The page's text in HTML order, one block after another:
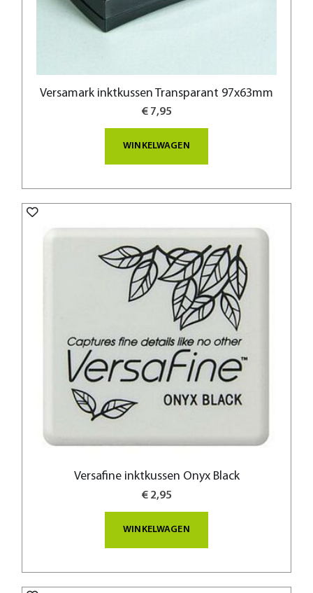
Versamark inktkussen Transparant 97x63mm
€ 7,95
WINKELWAGEN
Versafine inktkussen Onyx Black
€ 2,95
WINKELWAGEN